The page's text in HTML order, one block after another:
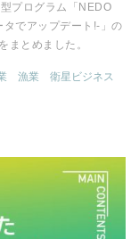
プログラム「NEDO
でアップデート!-」の
まとめました。
漁業
衛星ビジネス